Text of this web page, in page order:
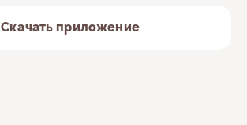
Скачать приложение